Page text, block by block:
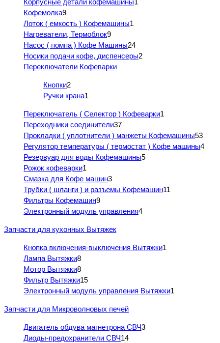
Корпусные детали кофемашины1
Кофемолка9
Лоток ( емкость ) Кофемашины1
Нагреватели, Термоблок9
Насос ( помпа ) Кофе Машины24
Носики подачи кофе, диспенсеры2
Переключатели Кофеварки
Кнопки2
Ручки крана1
Переключатель ( Селектор ) Кофеварки1
Переходники соединители37
Прокладки ( уплотнители ) манжеты Кофемашины53
Регулятор температуры ( термостат ) Кофе машины4
Резервуар для воды Кофемашины5
Рожок кофеварки1
Смазка для Кофе машин3
Трубки ( шланги ) и разъемы Кофемашин11
Фильтры Кофемашин9
Электронный модуль управления4
Запчасти для кухонных Вытяжек
Кнопка включения-выключения Вытяжки1
Лампа Вытяжки8
Мотор Вытяжки8
Фильтр Вытяжки15
Электронный модуль управления Вытяжки1
Запчасти для Микроволновых печей
Двигатель обдува магнетрона СВЧ3
Диоды-предохранители СВЧ14